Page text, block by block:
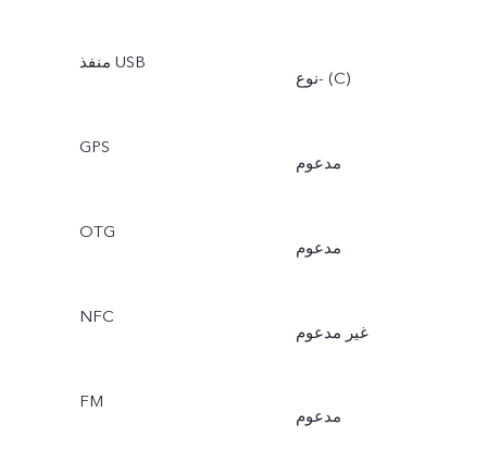
منفذ USB
نوع- (C)
GPS
مدعوم
OTG
مدعوم
NFC
غير مدعوم
FM
مدعوم